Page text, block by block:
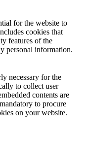
for the website to
cookies that
features of the
personal information.
necessary for the
to collect user
contents are
to procure
on your website.